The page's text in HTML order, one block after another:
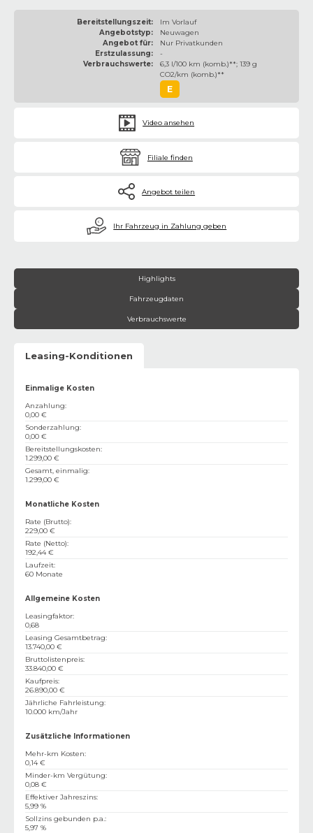
Bereitstellungszeit:
Im Vorlauf
Angebotstyp:
Neuwagen
Angebot für:
Nur Privatkunden
Erstzulassung:
-
Verbrauchswerte:
6,3 l/100 km (komb.)**; 139 g
CO2/km (komb.)**
E
Video ansehen
Filiale finden
Angebot teilen
€ Ihr Fahrzeug in Zahlung geben
Highlights
Fahrzeugdaten
Verbrauchswerte
Leasing-Konditionen
Einmalige Kosten
Anzahlung:
0,00 €
Sonderzahlung:
0,00 €
Bereitstellungskosten:
1.299,00 €
Gesamt, einmalig:
1.299,00 €
Monatliche Kosten
Rate (Brutto):
229,00 €
Rate (Netto):
192,44 €
Laufzeit:
60 Monate
Allgemeine Kosten
Leasingfaktor:
0,68
Leasing Gesamtbetrag:
13.740,00 €
Bruttolistenpreis:
33.840,00 €
Kaufpreis:
26.890,00 €
Jährliche Fahrleistung:
10.000 km/Jahr
Zusätzliche Informationen
Mehr-km Kosten:
0,14 €
Minder-km Vergütung:
0,08 €
Effektiver Jahreszins:
5,99 %
Sollzins gebunden p.a.:
5,97 %